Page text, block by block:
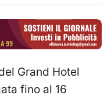
Grand Hotel
fino al 16